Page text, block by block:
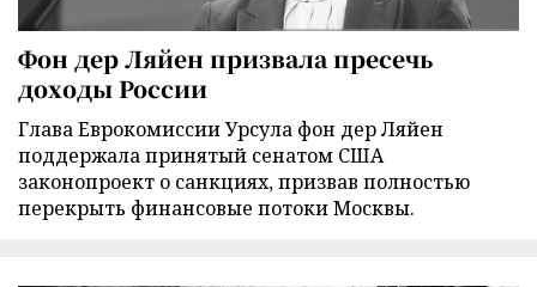
Фон дер Ляйен призвала пресечь
доходы России
Глава Еврокомиссии Урсула фон дер Ляйен
поддержала принятый сенатом США
законопроект о санкциях, призвав полностью
перекрыть финансовые потоки Москвы.